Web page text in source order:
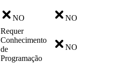
NO NO
Requer
Conhecimento
de
Programação
NO